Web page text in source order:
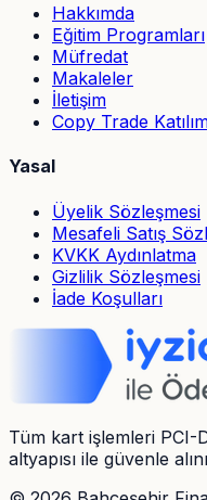
Hakkımda
Eğitim Programları
Müfredat
Makaleler
İletişim
Copy Trade
Yasal
Üyelik Sözleşmesi
Mesafeli Satış
KVKK Aydınlatma
Gizlilik Sözleşmesi
İade Koşulları
Tüm kart işlemleri PCI-
altyapısı ile güvenle